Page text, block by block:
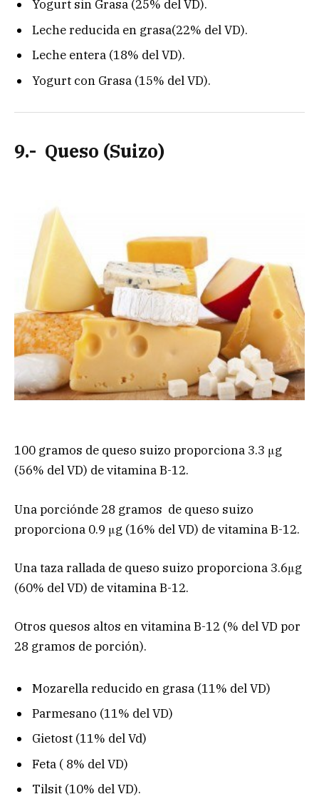
Yogurt sin Grasa (25% del VD).
Leche reducida en grasa(22% del VD).
Leche entera (18% del VD).
Yogurt con Grasa (15% del VD).
9.- Queso (Suizo)
100 gramos de queso suizo proporciona 3.3 μg
(56% del VD) de vitamina B-12.
Una porciónde 28 gramos de queso suizo
proporciona 0.9 μg (16% del VD) de vitamina B-12.
Una taza rallada de queso suizo proporciona 3.6μg
(60% del VD) de vitamina B-12.
Otros quesos altos en vitamina B-12 (% del VD por
28 gramos de porción).
Mozarella reducido en grasa (11% del VD)
Parmesano (11% del VD)
Gietost (11% del Vd)
Feta ( 8% del VD)
Tilsit (10% del VD).